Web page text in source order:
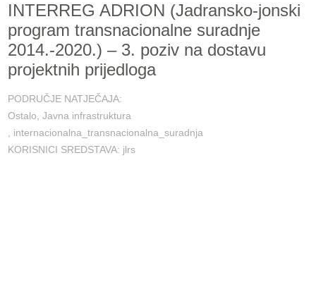
INTERREG ADRION (Jadransko-jonski
program transnacionalne suradnje
2014.-2020.) – 3. poziv na dostavu
projektnih prijedloga
PODRUČJE NATJEČAJA:
Ostalo Javna infrastruktura
internacionalna_transnacionalna_suradnja
KORISNICI SREDSTAVA: jlrs